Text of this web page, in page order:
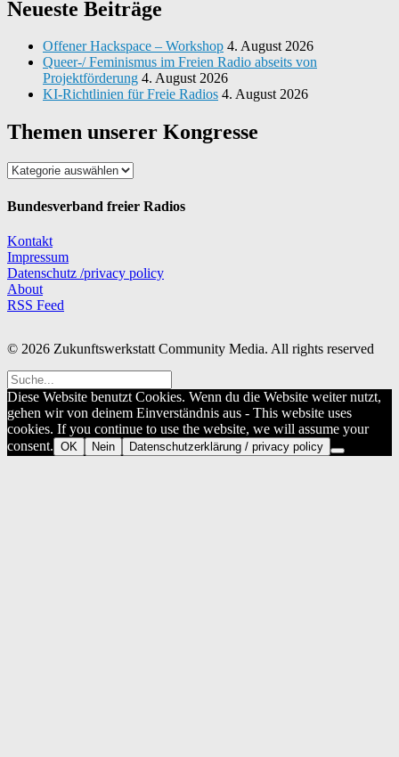
Neueste Beiträge
Offener Hackspace – Workshop 4. August 2026
Queer-/ Feminismus im Freien Radio abseits von
Projektförderung 4. August 2026
KI-Richtlinien für Freie Radios 4. August 2026
Themen unserer Kongresse
Themen
Kongresse
Bundesverband freier Radios
Kontakt
Impressum
Datenschutz /privacy policy
About
RSS Feed
© 2026 Zukunftswerkstatt Community Media. All rights reserved
Diese Website benutzt Cookies. Wenn du die Website weiter nutzt,
gehen wir von deinem Einverständnis aus - This website uses
cookies. If you continue to use the website, we will assume your
consent. OK Nein Datenschutzerklärung / privacy policy